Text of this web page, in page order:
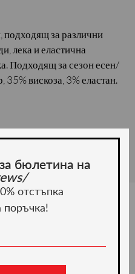
подходящ за различни
лека и еластична
Подходящ за сезон есен/
35% вискоза, 3% еластан.
бюлетина на
отстъпка
поръчка!